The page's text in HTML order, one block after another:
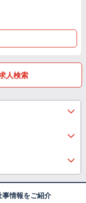
人検索
事情報をご紹介